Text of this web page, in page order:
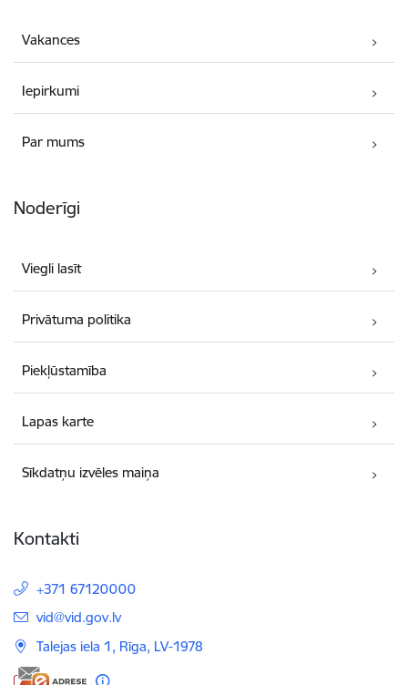
Vakances
Iepirkumi
Par mums
Noderīgi
Viegli lasīt
Privātuma politika
Piekļūstamība
Lapas karte
Sīkdatņu izvēles maiņa
Kontakti
+371 67120000
E-pasts:
vid@vid.gov.lv
Talejas iela 1, Rīga, LV-1978